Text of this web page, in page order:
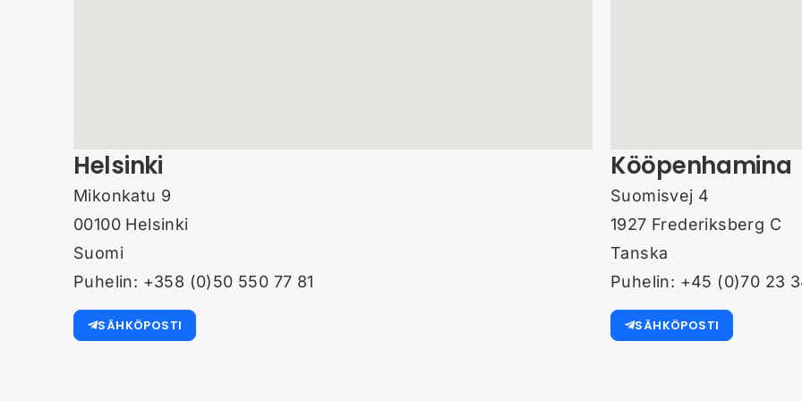
Helsinki
Mikonkatu 9
00100 Helsinki
Suomi
Puhelin: +358 (0)50 550 77 81
SÄHKÖPOSTI
Kööpenhamina
Suomisvej 4
1927 Frederiksberg C
Tanska
Puhelin: +45 (0)70 23
SÄHKÖPOSTI